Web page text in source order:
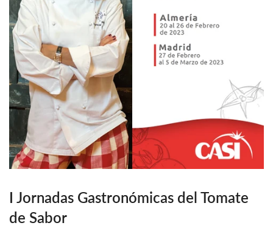
I Jornadas Gastronómicas del Tomate
de Sabor